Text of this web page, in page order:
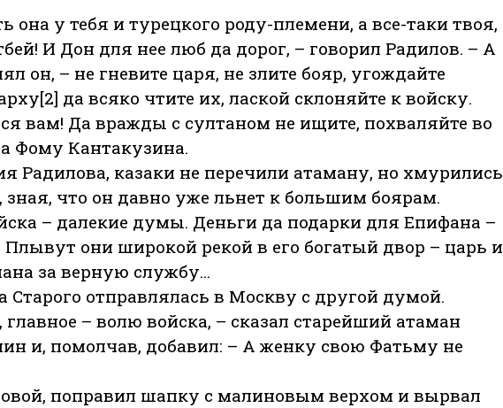
она у тебя и турецкого роду-племени, а все-таки твоя,
И Дон для нее люб да дорог, – говорил Радилов. – А
он, – не гневите царя, не злите бояр, угождайте
да всяко чтите их, лаской склоняйте к войску.
вам! Да вражды с султаном не ищите, похваляйте во
Фому Кантакузина.
Радилова, казаки не перечили атаману, но хмурились
зная, что он давно уже льнет к большим боярам.
– далекие думы. Деньги да подарки для Епифана –
они широкой рекой в его богатый двор – царь и
за верную службу…
Старого отправлялась в Москву с другой думой.
– волю войска, – сказал старейший атаман
и, помолчав, добавил: – А женку свою Фатьму не
поправил шапку с малиновым верхом и вырвал